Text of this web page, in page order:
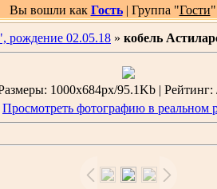
Вы вошли как Гость| Группа "Гости"
рождение 02.05.18 » кобель
1000x684px/95.1Kb |
Просмотреть фотографию в реальном